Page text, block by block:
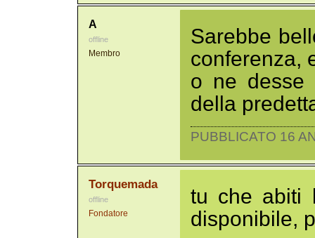
A
offline
Membro
Sarebbe
conferenza,
o ne desse
della
PUBBLICATO 16
Torquemada
offline
Fondatore
tu che abiti
disponibile,